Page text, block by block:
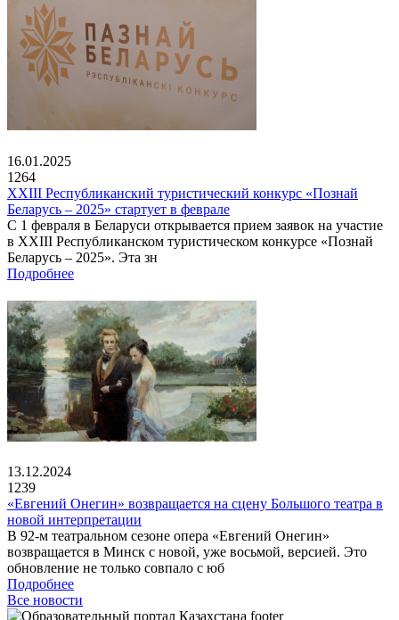
16.01.2025
1264
XXIII Республиканский туристический конкурс «Познай
Беларусь – 2025» стартует в феврале
С 1 февраля в Беларуси открывается прием заявок на участие
в XXIII Республиканском туристическом конкурсе «Познай
Беларусь – 2025». Эта зн
Подробнее
13.12.2024
1239
«Евгений Онегин» возвращается на сцену Большого театра в
новой интерпретации
В 92-м театральном сезоне опера «Евгений Онегин»
возвращается в Минск с новой, уже восьмой, версией. Это
обновление не только совпало с юб
Подробнее
Все новости